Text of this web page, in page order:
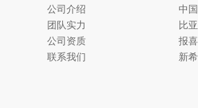
公司介绍
团队实力
公司资质
联系我们
中
比
报
新